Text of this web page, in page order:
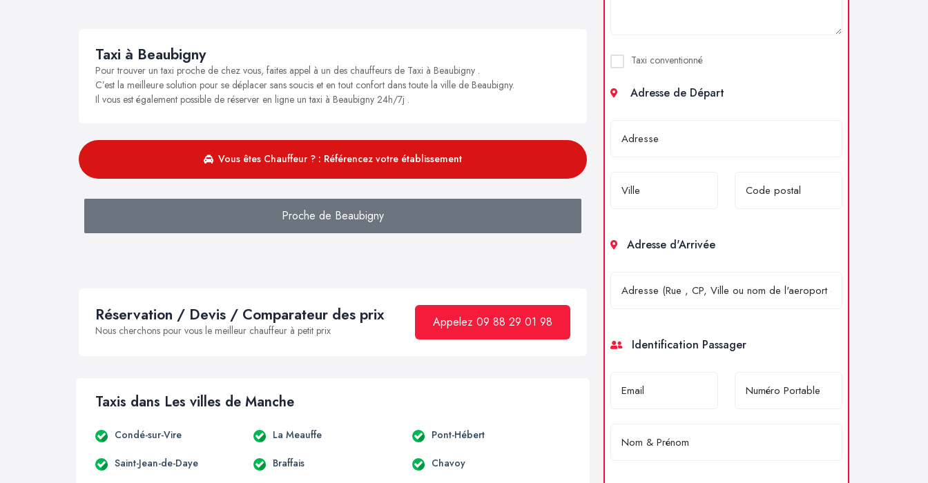
Taxi à Beaubigny
Pour trouver un taxi proche de chez vous, faites appel à un des chauffeurs de Taxi à Beaubigny .
C’est la meilleure solution pour se déplacer sans soucis et en tout confort dans toute la ville de Beaubigny.
Il vous est également possible de réserver en ligne un taxi à Beaubigny 24h/7j .
Vous êtes Chauffeur ? : Référencez votre établissement
Proche de Beaubigny
Réservation / Devis / Comparateur des prix
Nous cherchons pour vous le meilleur chauffeur à petit prix
Appelez 09 88 29 01 98
Taxis dans Les villes de Manche
Condé-sur-Vire La Meauffe Pont-Hébert
Saint-Jean-de-Daye Braffais Chavoy
Taxi conventionné
Adresse de Départ
Adresse d'Arrivée
Identification Passager